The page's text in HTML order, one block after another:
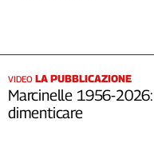
VIDEO LA PUBBLICAZIONE
Marcinelle 1956-
dimenticare